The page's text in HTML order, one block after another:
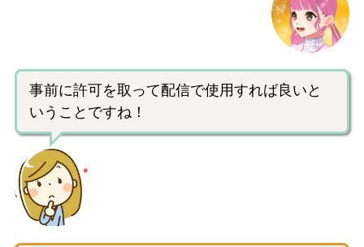
事前に許可を取って配信で使用すれば良いと
いうことですね！